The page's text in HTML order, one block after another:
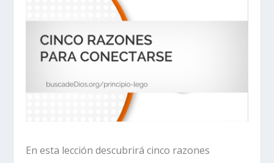
En esta lección descubrirá cinco razones